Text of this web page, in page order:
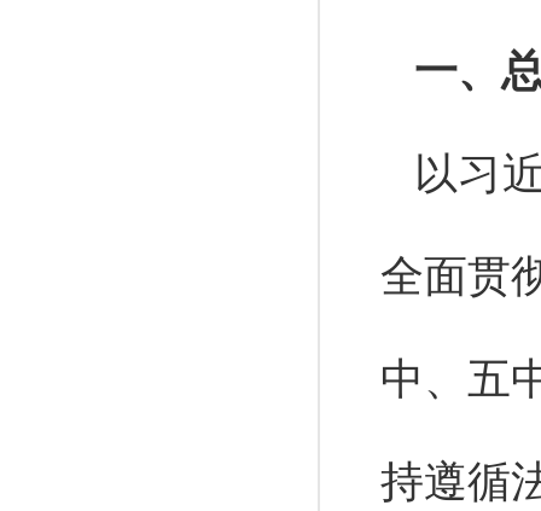
一、
以习
全面贯
中、五
持遵循